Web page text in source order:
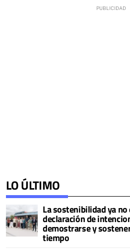
LO ÚLTIMO
La sostenibilidad ya no
declaración de
demostrarse y
tiempo